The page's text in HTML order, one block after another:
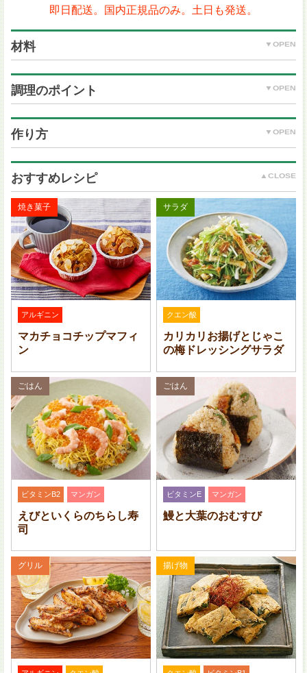
即日配送。国内正規品のみ。土日も発送。
材料
小麦粉：大さじ 1
溶き卵：1 個分
揚げ油：適量
レモン(くし切り)：適宜
リーフレタス(付け合わせ)：適宜
＜レモンタルタルソース＞
卵：1 個
玉ねぎ・ピクルス：各 20 g
(A) マヨネーズ：大さじ 3
(A) レモン汁：小さじ 2
(A) 砂糖：小さじ 1/2
(A) 塩・粗びき黒こしょう：各少々
パセリ(みじん切り)：適量
調理のポイント
レモンタルタルソースは牡蠣フライの他、魚のムニエ
ルなどにかけても美味しくいただけます。
作り方
鍋に卵と卵がかぶる程度の水を入れて火にかけ、沸騰し
たら火を弱めて 12 ～ 15 分ほどゆでる。冷水にとり殻
をむく。
牡蠣は片栗粉(分量外)を適量まぶしてやさしくもみ、水
で洗い流して汚れを取る。キッチンペーパーで水気をし
っかりふきとる。
おすすめレシピ
焼き菓子
アルギニン
マカチョコチップマフィ
ン
サラダ
クエン酸
カリカリお揚げとじゃこ
の梅ドレッシングサラダ
ごはん
ビタミンB2 マンガン
えびといくらのちらし寿
司
ごはん
ビタミンE マンガン
鰻と大葉のおむすび
グリル 揚げ物